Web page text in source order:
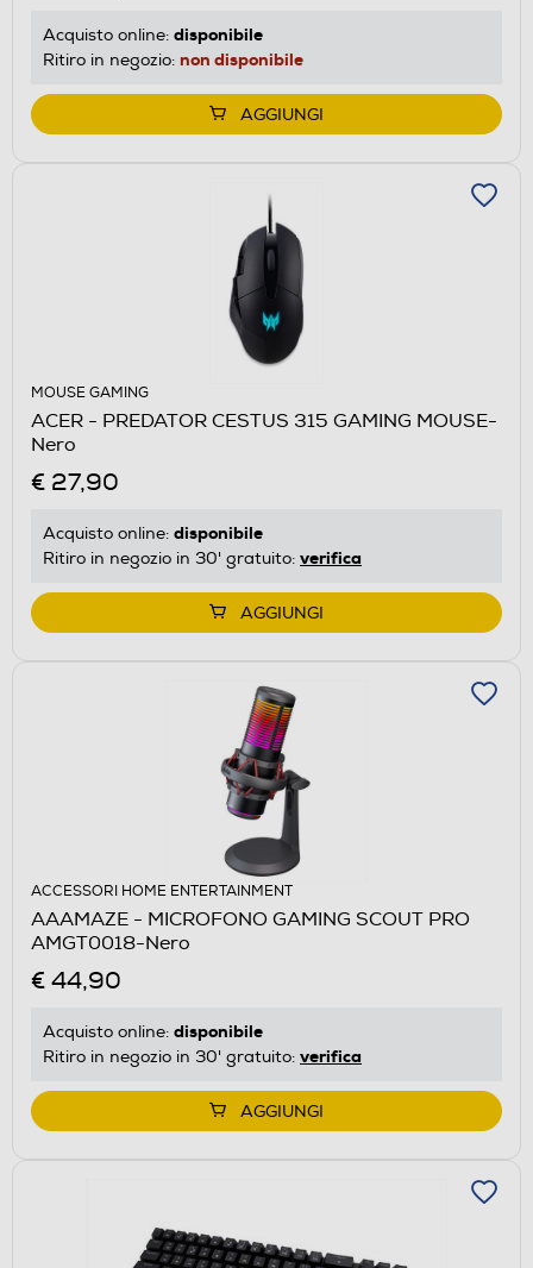
Acquisto online: disponibile
Ritiro in negozio: non disponibile
AGGIUNGI
MOUSE GAMING
ACER - PREDATOR CESTUS 315 GAMING MOUSE-
Nero
€ 27,90
Acquisto online: disponibile
Ritiro in negozio in 30' gratuito: verifica
AGGIUNGI
ACCESSORI HOME ENTERTAINMENT
AAAMAZE - MICROFONO GAMING SCOUT PRO
AMGT0018-Nero
€ 44,90
Acquisto online: disponibile
Ritiro in negozio in 30' gratuito: verifica
AGGIUNGI